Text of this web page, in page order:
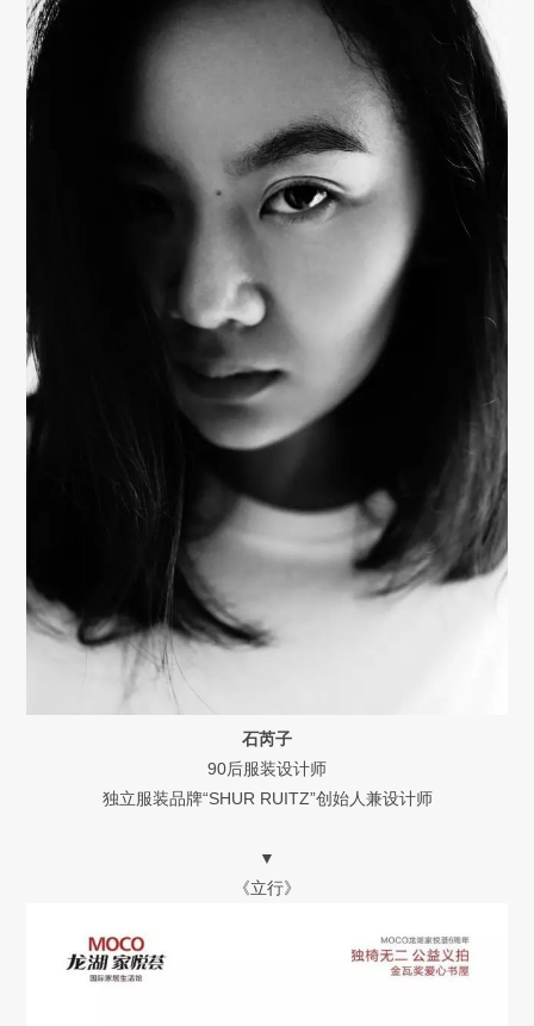
石芮子
90后服装设计师
独立服装品牌“SHUR RUITZ”创始人兼设计师
▼
《立行》